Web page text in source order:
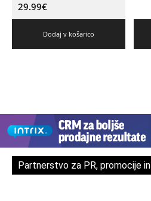
29.99€
Dodaj v košarico
Partnerstvo za PR, promocije